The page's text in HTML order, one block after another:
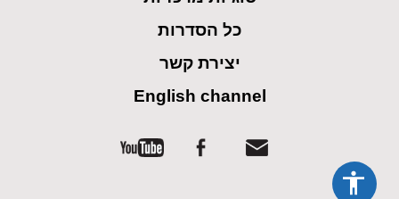
כל הסדרות
יצירת קשר
English channel